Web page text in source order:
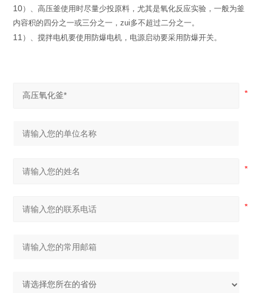
10） 、高压釜使用时尽量少投原料，尤其是氧化反应实验，一般为釜
内容积的四分之一或三分之一，zui多不超过二分之一。
11 ） 、搅拌电机要使用防爆电机，电源启动要采用防爆开关。